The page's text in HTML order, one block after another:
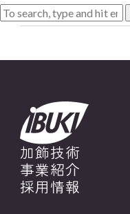
加飾技術
事業紹介
採用情報